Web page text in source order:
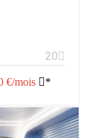
20
€/mois *